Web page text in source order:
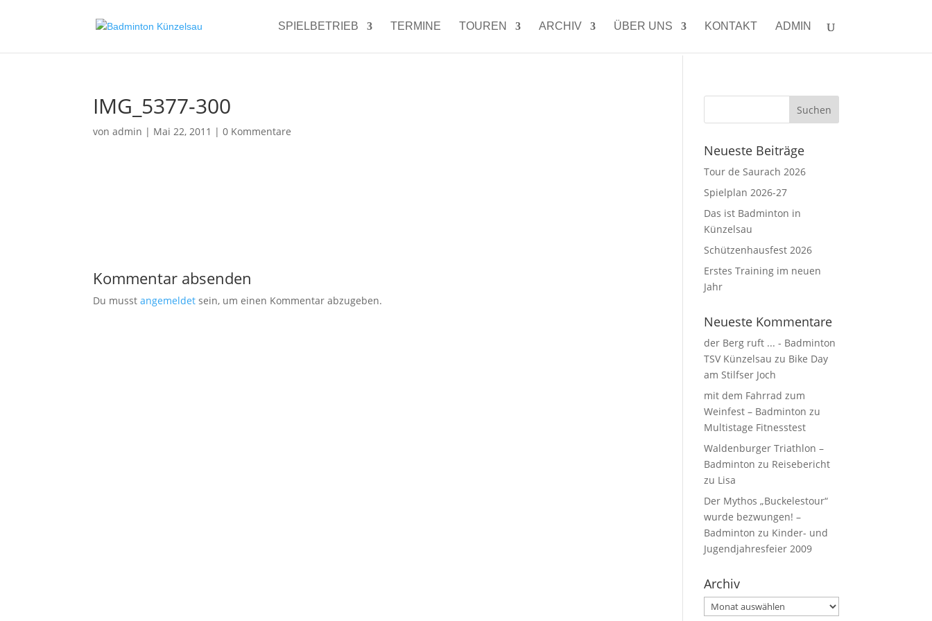
SPIELBETRIEB TERMINE TOUREN ARCHIV ÜBER UNS KONTAKT ADMIN
IMG_5377-300
vonadmin | Mai 22, 2011 |0 Kommentare
Kommentar absenden
Du musstangemeldet sein, um einen Kommentar abzugeben.
Neueste Beiträge
Tour de Saurach 2026
Spielplan 2026-27
Das ist Badminton in
Künzelsau
Schützenhausfest 2026
Erstes Training im neuen
Jahr
Neueste Kommentare
der Berg ruft ... - Badminton
TSV Künzelsau zu Bike Day
am Stilfser Joch
mit dem Fahrrad zum
Weinfest – Badminton zu
Multistage Fitnesstest
Waldenburger Triathlon –
Badminton zu Reisebericht
zu Lisa
Der Mythos „Buckelestour“
wurde bezwungen! –
Badminton zu Kinder- und
Jugendjahresfeier 2009
Archiv